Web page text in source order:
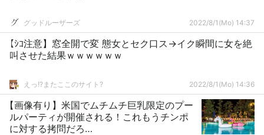
グッドルーザーズ 2022/8/1(Mo) 14:37
【ｼｺ注意】窓全開で変 態女とセク口ス→イク瞬間に女を絶
叫させた結果ｗｗｗｗｗｗ
えっ!?またここのサイト? 2022/8/1(Mo) 14:36
【画像有り】米国でムチムチ巨乳限定のプー
ルパーティが開催される！これもうチンポ
に対する拷問だろ…